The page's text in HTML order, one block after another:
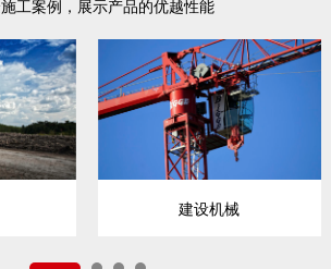
工案例，展示产品的优越性能
建设机械